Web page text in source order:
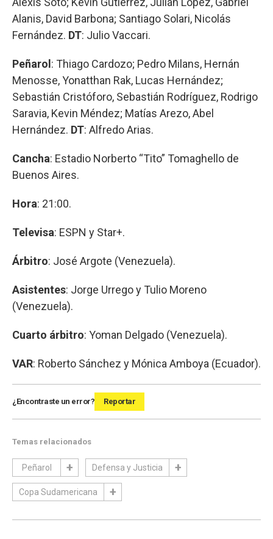
Alanis, David Barbona; Santiago Solari, Nicolás
Fernández. DT: Julio Vaccari.
Peñarol : Thiago Cardozo; Pedro Milans, Hernán
Menosse, Yonatthan Rak, Lucas Hernández;
Sebastián Cristóforo, Sebastián Rodríguez, Rodrigo
Saravia, Kevin Méndez; Matías Arezo, Abel
Hernández. DT: Alfredo Arias.
Cancha: Estadio Norberto “Tito” Tomaghello de
Buenos Aires.
Hora: 21:00.
Televisa: ESPN y Star+.
Árbitro: José Argote (Venezuela).
Asistentes: Jorge Urrego y Tulio Moreno
(Venezuela).
Cuarto árbitro: Yoman Delgado (Venezuela).
VAR: Roberto Sánchez y Mónica Amboya (Ecuador).
¿Encontraste un error? Reportar
Temas relacionados
Peñarol Defensa y Justicia
Copa Sudamericana